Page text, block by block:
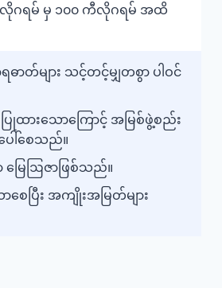
ဂရမ် မှ ၁၀၀ ကီလိုဂရမ် အထိ
ာတ်များ သင့်တင့်မျှတစွာ ပါဝင်
ထားသောကြောင့် အမြစ်ဖွဲ့စည်း
ေါ်စေသည်။
မြေဩဇာဖြစ်သည်။
ပြီး အကျိုးအမြတ်များ